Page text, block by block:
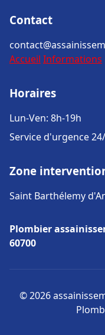
Contact
Accueil Informations
Horaires
Lun-Ven: 8h-19h
Service d'urgence
Zone
Saint Barthélemy
Plombier
60700
© 2026